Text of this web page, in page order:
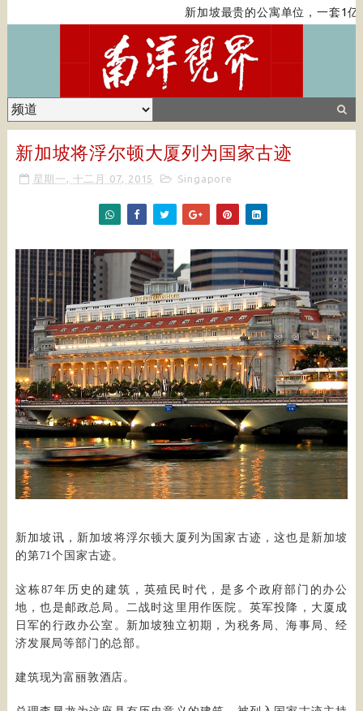
新加坡最贵的公寓单位，一套1亿
新加坡将浮尔顿大厦列为国家古迹
星期一, 十二月 07, 2015 Singapore
新加坡讯，新加坡将浮尔顿大厦列为国家古迹，这也是新加坡
的第71个国家古迹。
这栋87年历史的建筑，英殖民时代，是多个政府部门的办公
地，也是邮政总局。二战时这里用作医院。英军投降，大厦成
日军的行政办公室。新加坡独立初期，为税务局、海事局、经
济发展局等部门的总部。
建筑现为富丽敦酒店。